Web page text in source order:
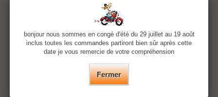
Quantité
bonjour nous sommes en congé d'été du 29 juillet au 19 août
inclus toutes les commandes partiront bien sûr après cette
date je vous remercie de votre compréhension
Fermer